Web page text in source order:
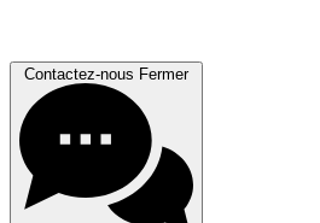
Contactez-nous Fermer